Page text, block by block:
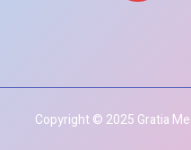
Copyright © 2025 Gratia